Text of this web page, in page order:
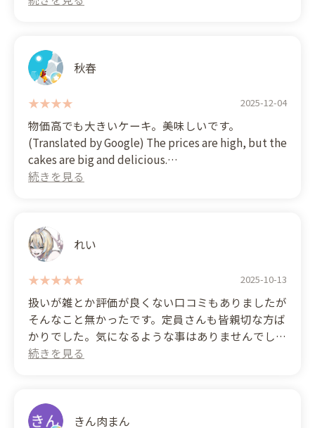
秋春
2025-12-04
物価高でも大きいケーキ。美味しいです。
(Translated by Google) The prices are high, but the
cakes are big and delicious.
れい
2025-10-13
扱いが雑とか評価が良くない口コミもありましたが
そんなこと無かったです。定員さんも皆親切な方ば
かりでした。気になるような事はありませんでした
😅ただ土曜日日曜日は凄く混んでるので時間に余
(Translated by Google)
There were some negative reviews about the staff
きん肉まん